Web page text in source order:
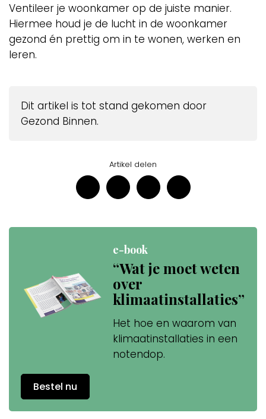
Ventileer je woonkamer op de juiste manier.
Hiermee houd je de lucht in de woonkamer
gezond én prettig om in te wonen, werken en
leren.
Dit artikel is tot stand gekomen door
Gezond Binnen.
Artikel delen
e-book
“Wat je moet weten
over
klimaatinstallaties”
Het hoe en waarom van
klimaatinstallaties in een
notendop.
Bestel nu